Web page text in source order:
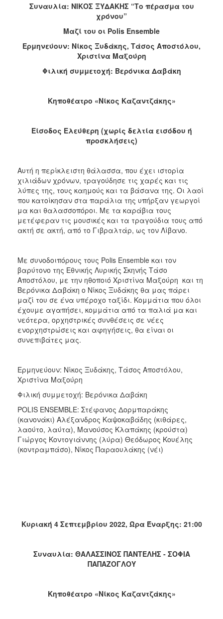
Συναυλία: ΝΙΚΟΣ ΞΥΔΑΚΗΣ “Tο πέρασμα του
χρόνου”
Μαζί του οι Polis Ensemble
Ερμηνεύουν: Νίκος Ξυδάκης, Τάσος Αποστόλου,
Χριστίνα Μαξούρη
Φιλική συμμετοχή: Βερόνικα Δαβάκη
Κηποθέατρο «Νίκος Καζαντζάκης»
Είσοδος Ελεύθερη (χωρίς δελτία εισόδου ή
προσκλήσεις)
Αυτή η περίκλειστη θάλασσα, που έχει ιστορία
χιλιάδων χρόνων, τραγούδησε τις χαρές και τις
λύπες της, τους καημούς και τα βάσανα της. Οι λαοί
που κατοίκησαν στα παράλια της υπήρξαν γεωργοί
μα και θαλασσοπόροι. Με τα καράβια τους
μετέφεραν τις μουσικές και τα τραγούδια τους από
ακτή σε ακτή, από το Γιβραλτάρ, ως τον Λίβανο.
Με συνοδοιπόρους τους Polis Ensemble και τον
βαρύτονο της Εθνικής Λυρικής Σκηνής Τάσο
Αποστόλου, με την ηθοποιό Χριστίνα Μαξούρη και τη
Βερόνικα Δαβάκη ο Νίκος Ξυδάκης θα μας πάρει
μαζί του σε ένα υπέροχο ταξίδι. Κομμάτια που όλοι
έχουμε αγαπήσει, κομμάτια από τα παλιά μα και
νεότερα, ορχηστρικές συνθέσεις σε νέες
ενορχηστρώσεις και αφηγήσεις, θα είναι οι
συνεπιβάτες μας.
Ερμηνεύουν: Νίκος Ξυδάκης, Τάσος Αποστόλου,
Χριστίνα Μαξούρη
Φιλική συμμετοχή: Βερόνικα Δαβάκη
POLIS ENSEMBLE: Στέφανος Δορμπαράκης
(κανονάκι) Αλέξανδρος Καψοκαβάδης (κιθάρες,
λαούτο, λαύτα), Μανούσος Κλαπάκης (κρούστα)
Γιώργος Κοντογιάννης (λύρα) Θεόδωρος Κουέλης
(κοντραμπάσο), Νίκος Παραουλάκης (νέι)
Κυριακή 4 Σεπτεμβρίου 2022, Ώρα Έναρξης: 21:00
Συναυλία: ΘΑΛΑΣΣΙΝΟΣ ΠΑΝΤΕΛΗΣ - ΣΟΦΙΑ
ΠΑΠΑΖΟΓΛΟΥ
Κηποθέατρο «Νίκος Καζαντζάκης»